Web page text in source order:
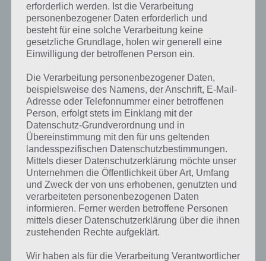
High School Story
Screenshot – (c) Pixelberry
Studios
Du startest auf einer freien
Landfläche. Nun musst du in
der High School Story App
verschiedene Gebäude
Wohnungen für die
unterschiedlichsten Typen von
Personen, Klassenzimmer, eine
Verwaltung und vieles mehr.
Dabei wird dir alles geboten, was man sich auf dem Campus
wünschen mag. So gilt es Aufgaben zu erledigen, Parties zu
schmeißen, eine neue Liebe kennenzulernen und gegen andere
Schulen anzutreten.
Natürlich handelt es sich bei der App High School Story um ein Social
Game. Entsprechend kannst du dich mit Facebook verbinden und so
den Campus deiner Freunde besuchen.
erforderlich werden. Ist die Verarbeitung
personenbezogener Daten erforderlich und
besteht für eine solche Verarbeitung keine
gesetzliche Grundlage, holen wir generell eine
Einwilligung der betroffenen Person ein.
Die Verarbeitung personenbezogener Daten,
beispielsweise des Namens, der Anschrift, E-Mail-
Adresse oder Telefonnummer einer betroffenen
Person, erfolgt stets im Einklang mit der
Datenschutz-Grundverordnung und in
Übereinstimmung mit den für uns geltenden
landesspezifischen Datenschutzbestimmungen.
Mittels dieser Datenschutzerklärung möchte unser
Unternehmen die Öffentlichkeit über Art, Umfang
und Zweck der von uns erhobenen, genutzten und
verarbeiteten personenbezogenen Daten
informieren. Ferner werden betroffene Personen
mittels dieser Datenschutzerklärung über die ihnen
zustehenden Rechte aufgeklärt.
Wir haben als für die Verarbeitung Verantwortlicher